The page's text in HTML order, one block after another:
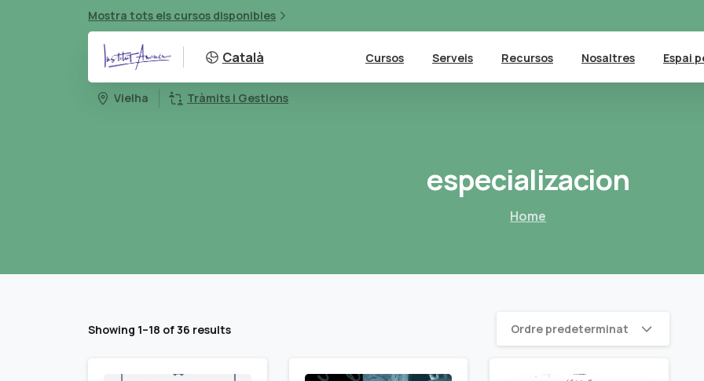
Mostra tots els cursos disponibles
Català Cursos Serveis Recursos Nosaltres Espai
Vielha Tràmits i Gestions
especializacion
Home
Showing 1–18 of 36 results Ordre predeterminat